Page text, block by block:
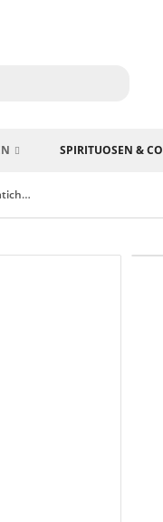
SPIRITUOSEN & CO
Levi 'delle donne selvatiche del cavaliere' Grappa - Romano Levi